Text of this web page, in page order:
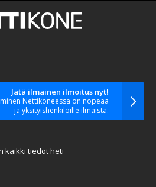
Jätä ilmainen ilmoitus nyt!
Nettikoneessa on nopeaa
ja yksityishenkilöille ilmaista.
kaikki tiedot heti